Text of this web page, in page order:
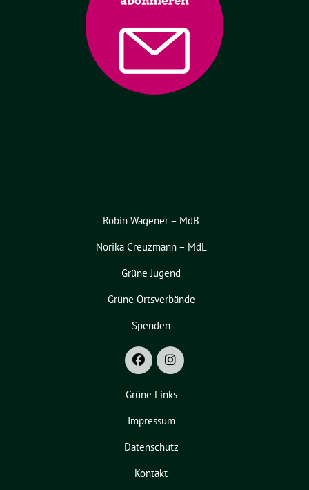
Robin Wagener – MdB
Norika Creuzmann – MdL
Grüne Jugend
Grüne Ortsverbände
Spenden
Grüne Links
Impressum
Datenschutz
Kontakt